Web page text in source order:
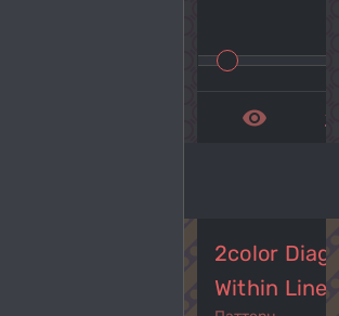
remove_red_eye
2color
Within Lines